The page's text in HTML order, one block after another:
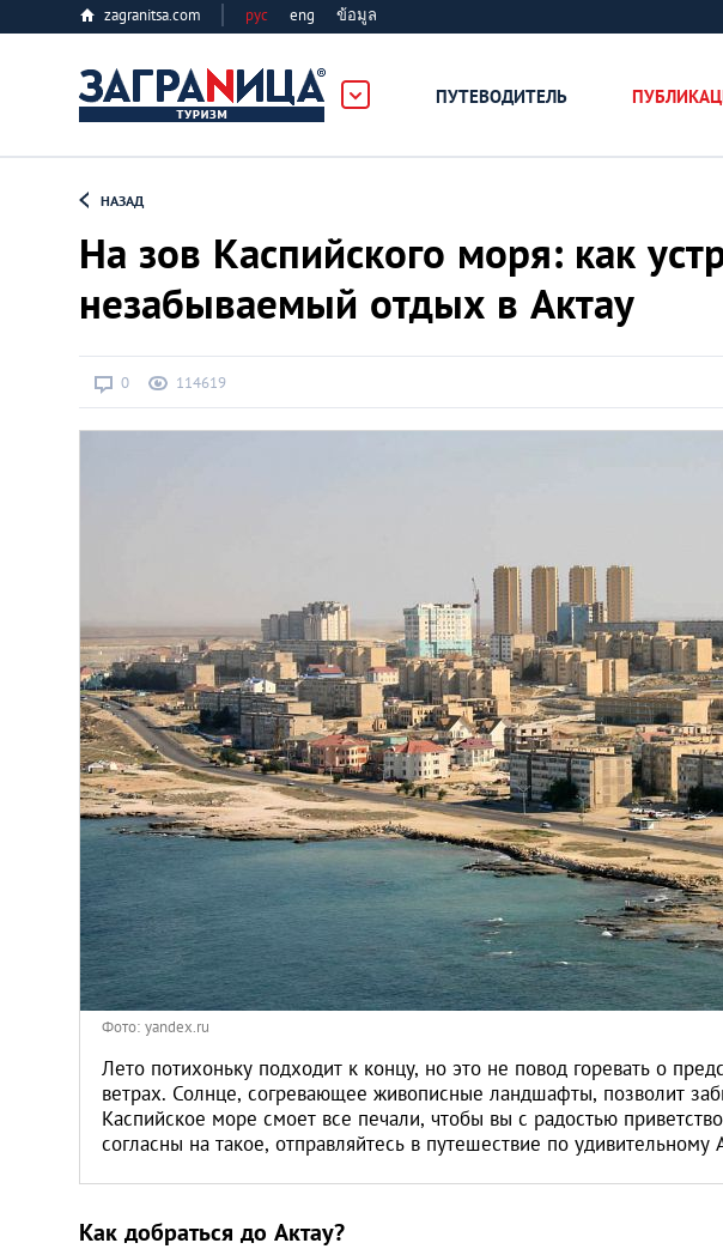
zagranitsa.com рус eng ข้อมูล
ПУТЕВОДИТЕЛЬ
Алматы
Лондон
Лос-Анджелес
Москва
Париж
Паттайя
Пхукет
Санкт-Петербург
НАЗАД
На зов Каспийского моря: как
незабываемый отдых в Актау
0 114619
Фото: yandex.ru
Лето потихоньку подходит к концу, но это не повод горевать о
ветрах. Солнце, согревающее живописные ландшафты, позволит
Каспийское море смоет все печали, чтобы вы с радостью
согласны на такое, отправляйтесь в путешествие по удивительному
Как добраться до Актау?